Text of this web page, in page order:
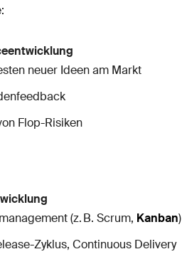
neuer Ideen am Markt
Flop-Risiken
(z. B. Scrum, Kanban)
Zyklus, Continuous Delivery